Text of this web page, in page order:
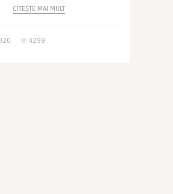
CITEȘTE MAI MULT
4299